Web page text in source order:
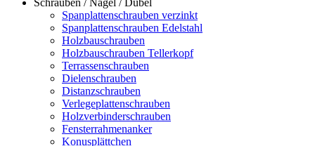
Schrauben / Nägel / Dübel
Spanplattenschrauben verzinkt
Spanplattenschrauben Edelstahl
Holzbauschrauben
Holzbauschrauben Tellerkopf
Terrassenschrauben
Dielenschrauben
Distanzschrauben
Verlegeplattenschrauben
Holzverbinderschrauben
Fensterrahmenanker
Konusplättchen